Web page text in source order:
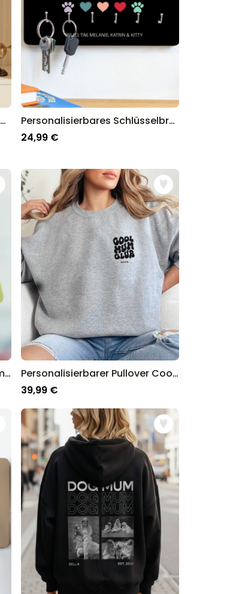
Personalisierbares Poster mit individuellem Zauberdesign
Personalisierbares Schlüsselbrett mit Symbolen und Namen
24,99 €
Personalisierbarer Duftbaum mit Foto und Song
Personalisierbarer Pullover Cool Moms & Dads Club
39,99 €